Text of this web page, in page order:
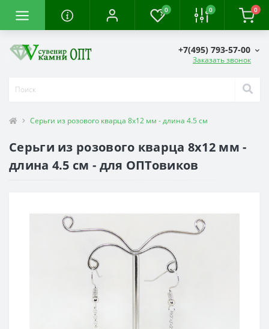
0 0 0
+7(495) 793-57-00
Заказать звонок
Серьги из розового кварца 8х12 мм - длина 4.5 см
Серьги из розового кварца 8х12 мм -
длина 4.5 см - для ОПТовиков